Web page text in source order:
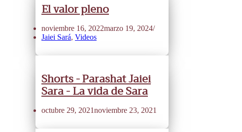
El valor pleno
noviembre 16, 2022marzo 19, 2024
Jaiei Sará, Videos
Shorts - Parashat Jaiei
Sara - La vida de Sara
octubre 29, 2021noviembre 23, 2021